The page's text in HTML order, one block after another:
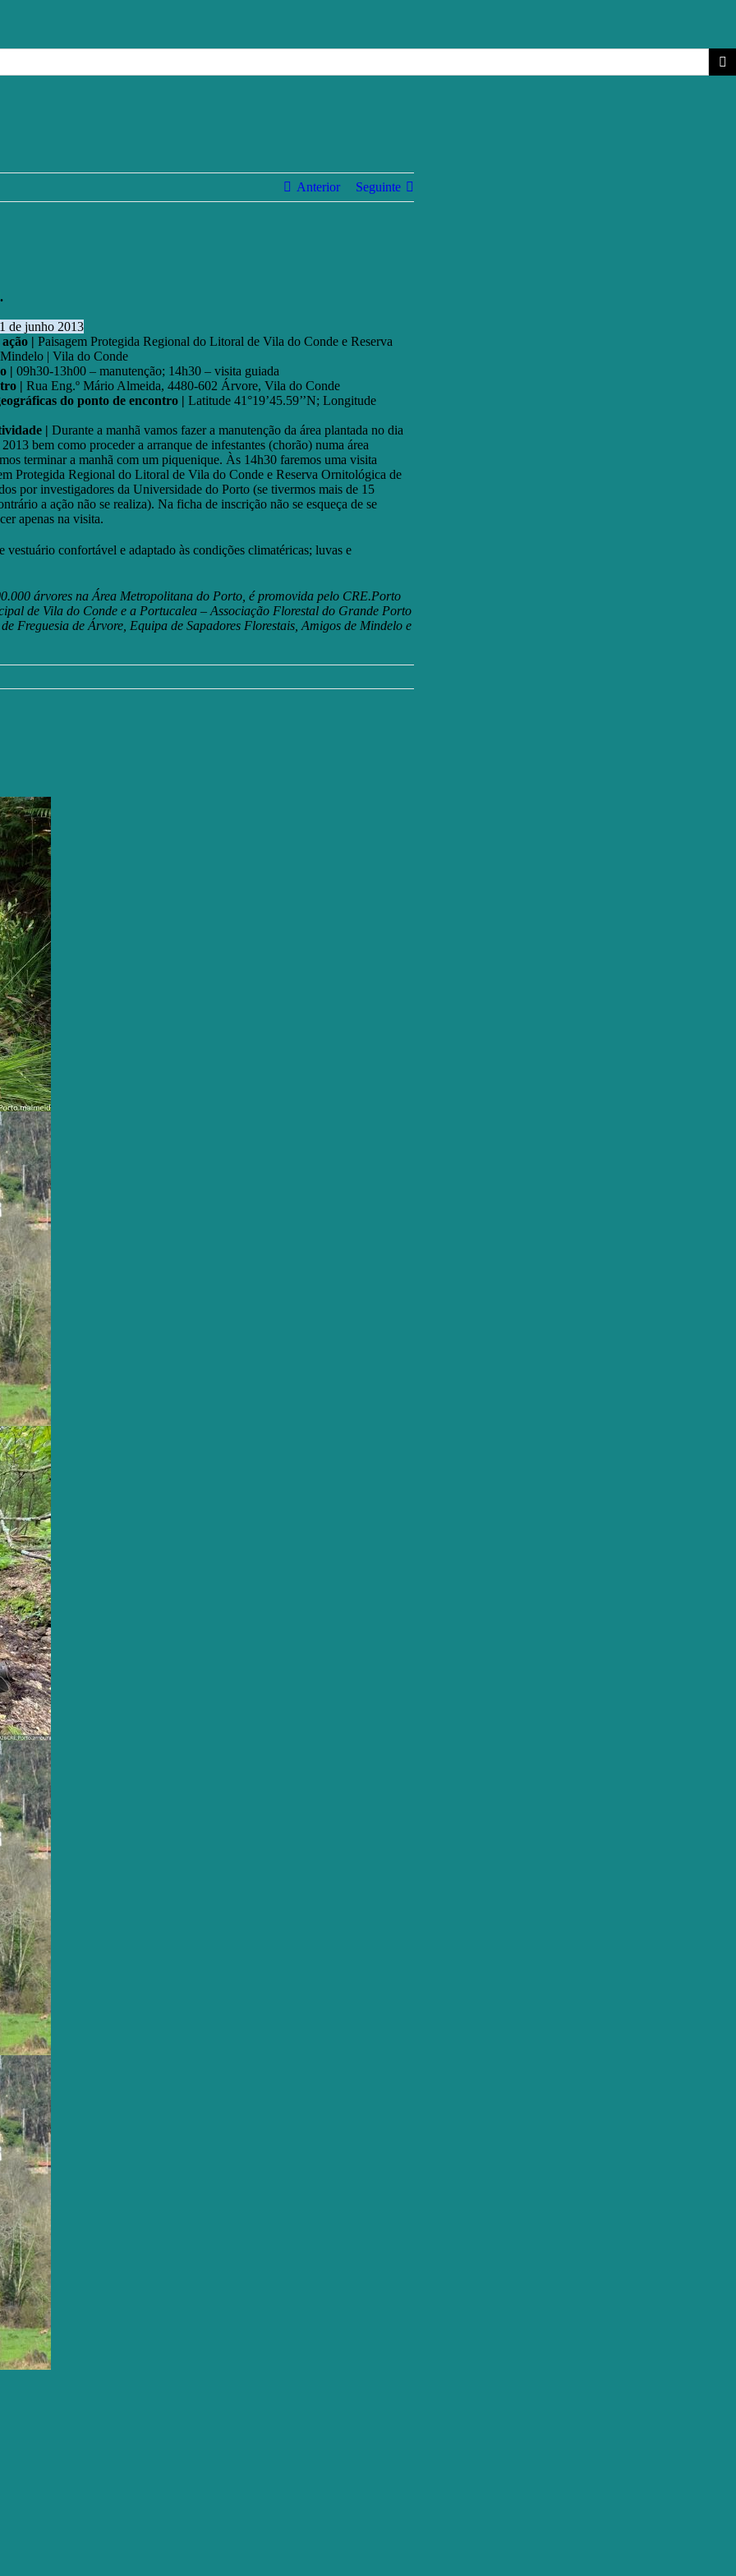
Anterior Seguinte
.
1 de junho 2013
| Paisagem Protegida Regional do Litoral de Vila do Conde e Reserva
| Vila do Conde
| 09h30-13h00 – manutenção; 14h30 – visita guiada
| Rua Eng.º Mário Almeida, 4480-602 Árvore, Vila do Conde
do ponto de encontro | Latitude 41°19’45.59’’N; Longitude
| Durante a manhã vamos fazer a manutenção da área plantada no dia
bem como proceder a arranque de infestantes (chorão) numa área
terminar a manhã com um piquenique. Às 14h30 faremos uma visita
Protegida Regional do Litoral de Vila do Conde e Reserva Ornitológica de
por investigadores da Universidade do Porto (se tivermos mais de 15
a ação não se realiza). Na ficha de inscrição não se esqueça de se
apenas na visita.
vestuário confortável e adaptado às condições climatéricas; luvas e
árvores na Área Metropolitana do Porto, é promovida pelo CRE.Porto
de Vila do Conde e a Portucalea – Associação Florestal do Grande Porto
Freguesia de Árvore, Equipa de Sapadores Florestais, Amigos de Mindelo e